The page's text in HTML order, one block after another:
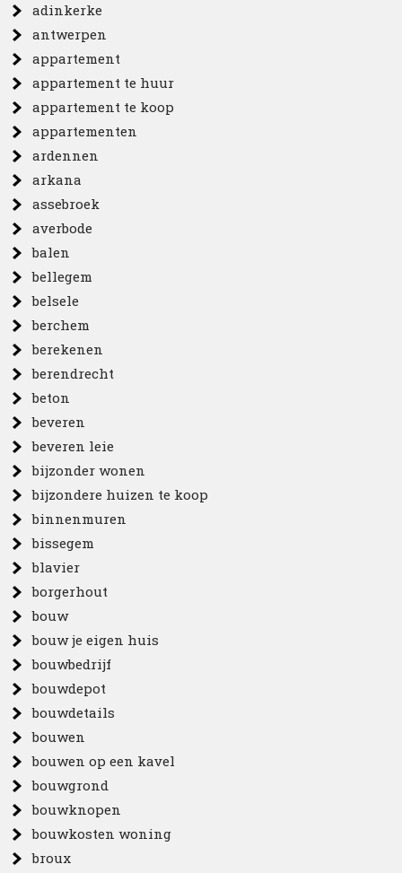
adinkerke
antwerpen
appartement
appartement te huur
appartement te koop
appartementen
ardennen
arkana
assebroek
averbode
balen
bellegem
belsele
berchem
berekenen
berendrecht
beton
beveren
beveren leie
bijzonder wonen
bijzondere huizen te koop
binnenmuren
bissegem
blavier
borgerhout
bouw
bouw je eigen huis
bouwbedrijf
bouwdepot
bouwdetails
bouwen
bouwen op een kavel
bouwgrond
bouwknopen
bouwkosten woning
broux